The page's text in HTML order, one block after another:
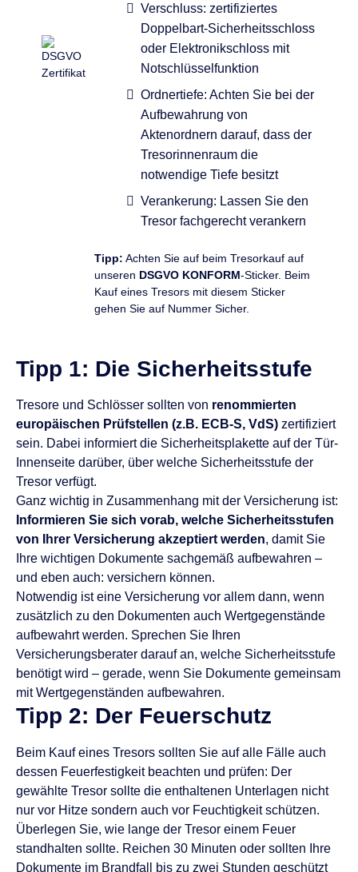
Verschluss: zertifiziertes
Doppelbart-Sicherheitsschloss
oder Elektronikschloss mit
Notschlüsselfunktion
Ordnertiefe: Achten Sie bei der
Aufbewahrung von
Aktenordnern darauf, dass der
Tresorinnenraum die
notwendige Tiefe besitzt
Verankerung: Lassen Sie den
Tresor fachgerecht verankern
Tipp: Achten Sie auf beim Tresorkauf auf
unseren DSGVO KONFORM-Sticker. Beim
Kauf eines Tresors mit diesem Sticker
gehen Sie auf Nummer Sicher.
Tipp 1: Die Sicherheitsstufe
Tresore und Schlösser sollten von renommierten
europäischen Prüfstellen (z.B. ECB-S, VdS) zertifiziert
sein. Dabei informiert die Sicherheitsplakette auf der Tür-
Innenseite darüber, über welche Sicherheitsstufe der
Tresor verfügt.
Ganz wichtig in Zusammenhang mit der Versicherung ist:
Informieren Sie sich vorab, welche Sicherheitsstufen
von Ihrer Versicherung akzeptiert werden, damit Sie
Ihre wichtigen Dokumente sachgemäß aufbewahren –
und eben auch: versichern können.
Notwendig ist eine Versicherung vor allem dann, wenn
zusätzlich zu den Dokumenten auch Wertgegenstände
aufbewahrt werden. Sprechen Sie Ihren
Versicherungsberater darauf an, welche Sicherheitsstufe
benötigt wird – gerade, wenn Sie Dokumente gemeinsam
mit Wertgegenständen aufbewahren.
Tipp 2: Der Feuerschutz
Beim Kauf eines Tresors sollten Sie auf alle Fälle auch
dessen Feuerfestigkeit beachten und prüfen: Der
gewählte Tresor sollte die enthaltenen Unterlagen nicht
nur vor Hitze sondern auch vor Feuchtigkeit schützen.
Überlegen Sie, wie lange der Tresor einem Feuer
standhalten sollte. Reichen 30 Minuten oder sollten Ihre
Dokumente im Brandfall bis zu zwei Stunden geschützt